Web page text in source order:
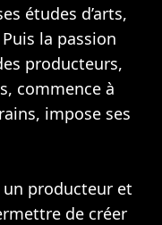
études d’arts,
la passion
producteurs,
commence à
impose ses
un producteur et
de créer